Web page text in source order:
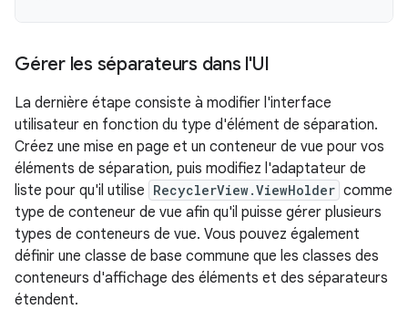
Gérer les séparateurs dans l'UI
La dernière étape consiste à modifier l'interface
utilisateur en fonction du type d'élément de séparation.
Créez une mise en page et un conteneur de vue pour vos
éléments de séparation, puis modifiez l'adaptateur de
liste pour qu'il utilise RecyclerView.ViewHolder comme
type de conteneur de vue afin qu'il puisse gérer plusieurs
types de conteneurs de vue. Vous pouvez également
définir une classe de base commune que les classes des
conteneurs d'affichage des éléments et des séparateurs
étendent.